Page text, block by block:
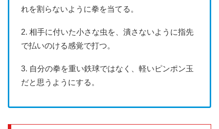
れを割らないように拳を当てる。
2. 相手に付いた小さな虫を、潰さないように指先
で払いのける感覚で打つ。
3. 自分の拳を重い鉄球ではなく、軽いピンポン玉
だと思うようにする。